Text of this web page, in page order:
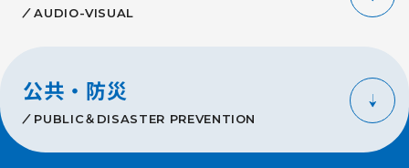
AUDIO-VISUAL
公共・防災
PUBLIC＆DISASTER PREVENTION